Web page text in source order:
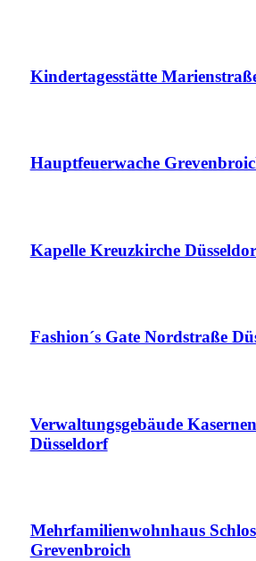
Kindertagesstätte
Hauptfeuerwache
Kapelle Kreuzkirche
Fashion´s Gate Nordstraße
Verwaltungsgebäude
Düsseldorf
Mehrfamilienwohnhaus
Grevenbroich